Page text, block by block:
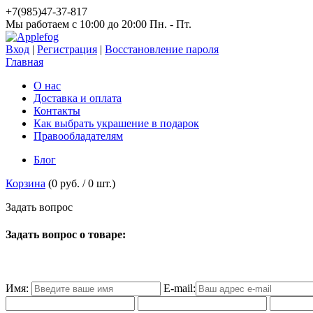
+7(985)47-37-817
Мы работаем c 10:00 до 20:00 Пн. - Пт.
Вход | Регистрация | Восстановление пароля
Главная
О нас
Доставка и оплата
Контакты
Как выбрать украшение в подарок
Правообладателям
Блог
Корзина (0 руб. /0 шт.)
Задать вопрос
Задать вопрос о товаре:
Имя: E-mail: